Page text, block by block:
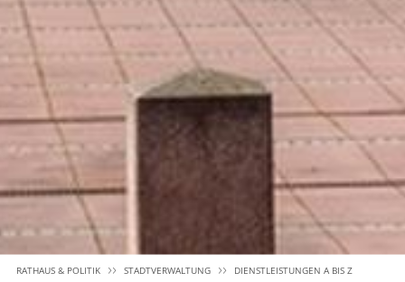
RATHAUS & POLITIK STADTVERWALTUNG DIENSTLEISTUNGEN A BIS Z